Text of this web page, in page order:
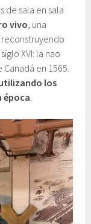
de sala en sala
vivo , una
XVI: la nao
Canadá en 1565.
los
época